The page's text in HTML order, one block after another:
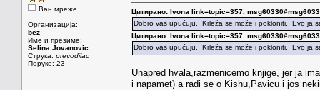
Ван мреже
Организација:
bez
Име и презиме:
Selina Jovanovic
Струка: prevodilac
Поруке: 23
Цитирано: Ivona link=topic=357.
Dobro vas upućuju. Krleža se može i pokloniti. Evo ja
Цитирано: Ivona link=topic=357.
Dobro vas upućuju. Krleža se može i pokloniti. Evo ja
Unapred hvala,razmenicemo knjige, jer ja
i napamet) a radi se o Kishu,Pavicu i jos